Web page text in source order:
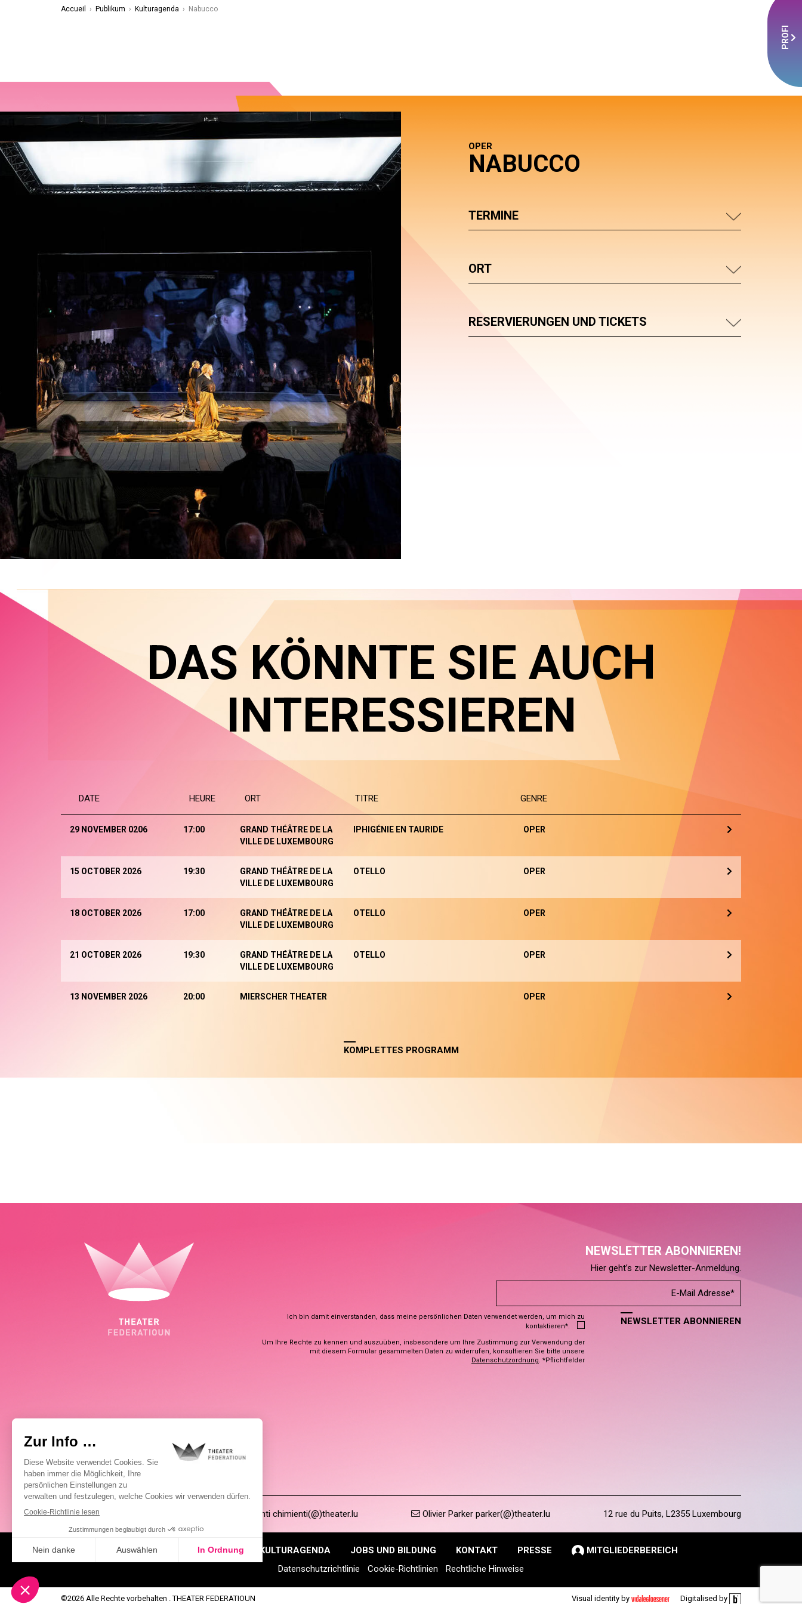
PROFI
Accueil › Publikum › Kulturagenda › Nabucco
OPER
NABUCCO
TERMINE
ORT
RESERVIERUNGEN UND TICKETS
DAS KÖNNTE SIE AUCH
INTERESSIEREN
DATE HEURE ORT TITRE GENRE
29 NOVEMBER 0206 17:00
GRAND THÉÂTRE DE LA
VILLE DE LUXEMBOURG
IPHIGÉNIE EN TAURIDE OPER
15 OCTOBER 2026 19:30
GRAND THÉÂTRE DE LA
VILLE DE LUXEMBOURG
OTELLO OPER
18 OCTOBER 2026 17:00
GRAND THÉÂTRE DE LA
VILLE DE LUXEMBOURG
OTELLO OPER
21 OCTOBER 2026 19:30
GRAND THÉÂTRE DE LA
VILLE DE LUXEMBOURG
OTELLO OPER
13 NOVEMBER 2026 20:00 MIERSCHER THEATER OPER
KOMPLETTES PROGRAMM
NEWSLETTER ABONNIEREN!
Hier geht’s zur Newsletter-Anmeldung.
Ich bin damit einverstanden, dass meine persönlichen Daten verwendet werden, um mich zu
kontaktieren*.
Um Ihre Rechte zu kennen und auszuüben, insbesondere um Ihre Zustimmung zur Verwendung der
mit diesem Formular gesammelten Daten zu widerrufen, konsultieren Sie bitte unsere
Datenschutzordnung. *Pflichtfelder
NEWSLETTER ABONNIEREN
(00352) 2648 0946 Pablo Chimienti chimienti(@)theater.lu Olivier Parker parker(@)theater.lu 12 rue du Puits, L2355 Luxembourg
ÜBER UNS AKTUELLES KULTURAGENDA JOBS UND BILDUNG KONTAKT PRESSE
MITGLIEDERBEREICH
Datenschutzrichtlinie
Cookie-Richtlinien Rechtliche Hinweise
©2026 Alle Rechte vorbehalten . THEATER FEDERATIOUN Visual identity by Digitalised by